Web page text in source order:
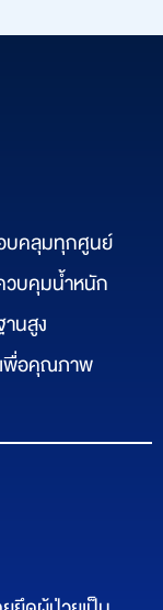
อบคลุมทุกศูนย์
ควบคุมน้ำหนัก
านสูง
เพื่อคุณภาพ